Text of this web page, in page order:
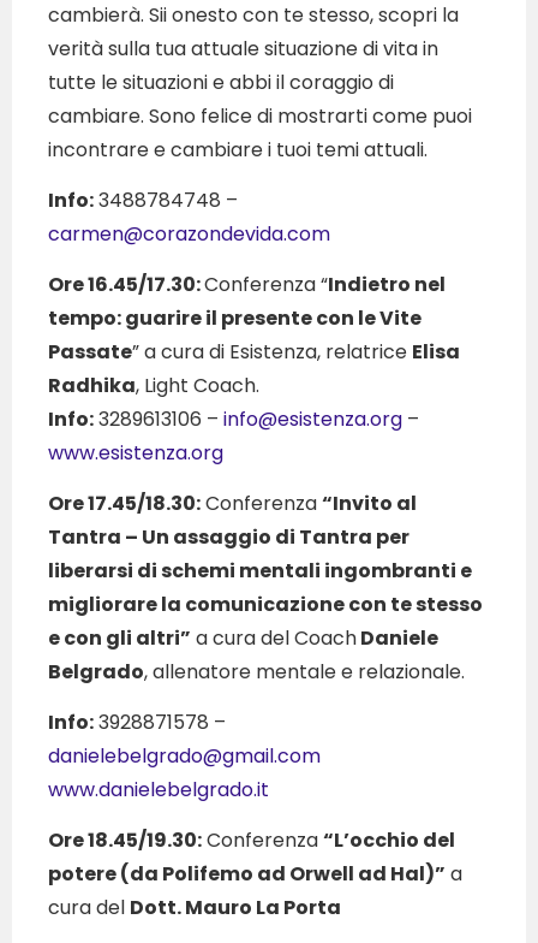
cambierà. Sii onesto con te stesso, scopri la
verità sulla tua attuale situazione di vita in
tutte le situazioni e abbi il coraggio di
cambiare. Sono felice di mostrarti come puoi
incontrare e cambiare i tuoi temi attuali.
Info:3488784748 –
carmen@corazondevida.com
Ore 16.45/17.30:Conferenza “Indietro nel
tempo: guarire il presente con le Vite
Passate” a cura di Esistenza, relatrice Elisa
Radhika, Light Coach.
Info:3289613106 – info@esistenza.org –
www.esistenza.org
Ore 17.45/18.30:Conferenza“Invito al
Tantra – Un assaggio di Tantra per
liberarsi di schemi mentali ingombranti e
migliorare la comunicazione con te stesso
e con gli altri” a cura del CoachDaniele
Belgrado, allenatore mentale e relazionale.
Info:3928871578 –
danielebelgrado@gmail.com
www.danielebelgrado.it
Ore 18.45/19.30:Conferenza“L’occhio del
potere (da Polifemo ad Orwell ad Hal)” a
cura del Dott. Mauro La Porta